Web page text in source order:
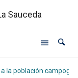
Sauceda
la población